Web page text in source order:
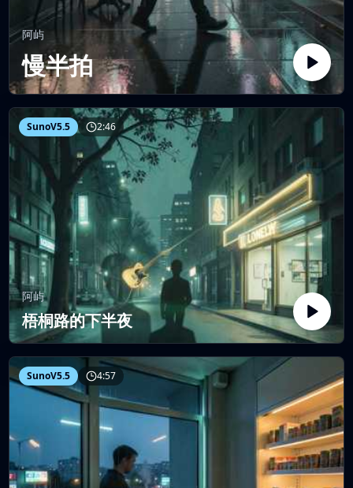
阿屿
慢半拍
SunoV5.5 2:46
阿屿
梧桐路的下半夜
SunoV5.5 4:57